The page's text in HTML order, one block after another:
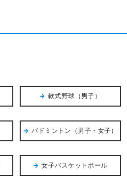
軟式野球（男子）
バドミントン（男子・女子）
女子バスケットボール